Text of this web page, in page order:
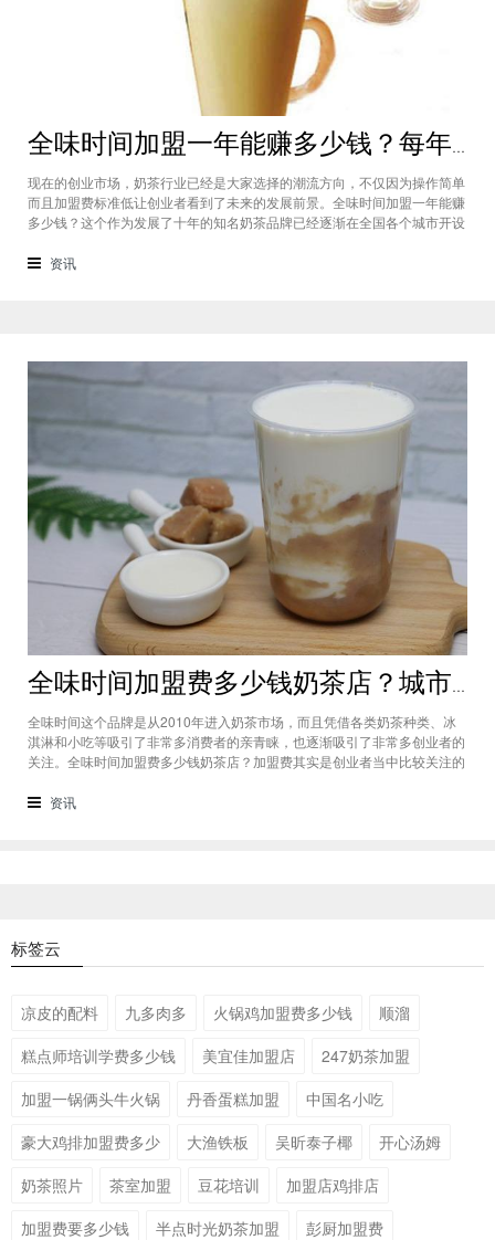
全味时间加盟一年能赚多少钱？每年利润20万庞大盈利机会等着你
现在的创业市场，奶茶行业已经是大家选择的潮流方向，不仅因为操作简单
而且加盟费标准低让创业者看到了未来的发展前景。全味时间加盟一年能赚
多少钱？这个作为发展了十年的知名奶茶品牌已经逐渐在全国各个城市开设
盟基本上每年的纯利润可以达到20万。全味时间加盟一年能赚多少钱？这个
资讯
全味时间加盟费多少钱奶茶店？城市标准不同费用也会有所不同
全味时间这个品牌是从2010年进入奶茶市场，而且凭借各类奶茶种类、冰
淇淋和小吃等吸引了非常多消费者的亲青睐，也逐渐吸引了非常多创业者的
关注。全味时间加盟费多少钱奶茶店？加盟费其实是创业者当中比较关注的
和县级城市的标准都会有所不同。全味时间加盟费多少钱奶茶店？这个问题
资讯
标签云
凉皮的配料 九多肉多 火锅鸡加盟费多少钱
顺溜
糕点师培训学费多少钱
美宜佳加盟店
247奶茶加盟
加盟一锅俩头牛火锅
丹香蛋糕加盟
中国名小吃
豪大鸡排加盟费多少
大渔铁板 吴昕泰子椰
开心汤姆
奶茶照片
茶室加盟 豆花培训
加盟店鸡排店
加盟费要多少钱
半点时光奶茶加盟
彭厨加盟费